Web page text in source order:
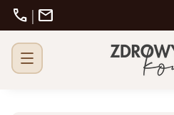
call | mail